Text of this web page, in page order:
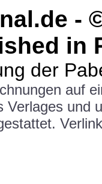
-
in
der
auf
Verlages und